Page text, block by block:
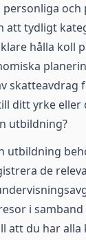
och
att tydligt
hålla koll
skatteavdrag
ditt yrke eller
utbildning?
utbildning
de
i samband
att du har alla